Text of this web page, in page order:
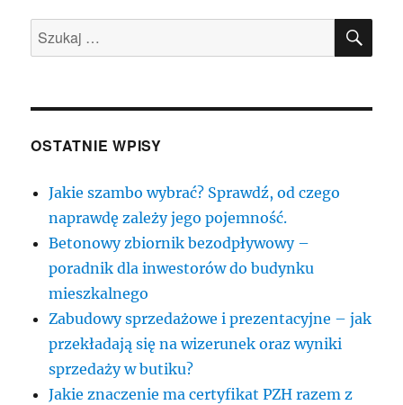
powrót
zdrowia
Szukaj:
OSTATNIE WPISY
Jakie szambo wybrać? Sprawdź, od czego
naprawdę zależy jego pojemność.
Betonowy zbiornik bezodpływowy –
poradnik dla inwestorów do budynku
mieszkalnego
Zabudowy sprzedażowe i prezentacyjne – jak
przekładają się na wizerunek oraz wyniki
sprzedaży w butiku?
Jakie znaczenie ma certyfikat PZH razem z